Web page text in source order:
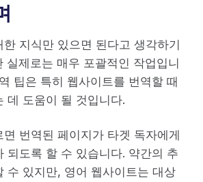
한 지식만 있으면 된다고 생각하기
실제로는 매우 포괄적인 작업입니
팁은 특히 웹사이트를 번역할 때
데 도움이 될 것입니다.
면 번역된 페이지가 타겟 독자에게
되도록 할 수 있습니다. 약간의 추
수 있지만, 영어 웹사이트는 대상